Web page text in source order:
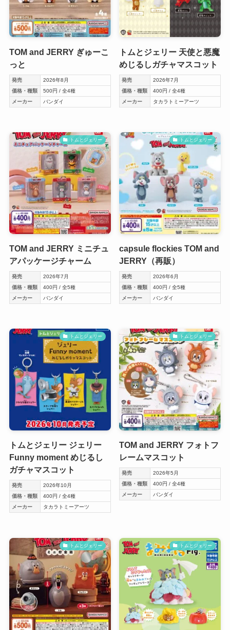
TOM and JERRY ぎゅーこ
っと
発売
2026年8月
価格・種類
500円 / 全4種
メーカー
バンダイ
トムとジェリー 天使と悪魔
めじるしガチャマスコット
発売
2026年7月
価格・種類
400円 / 全4種
メーカー
タカラトミーアーツ
トムとジェリー
TOM and JERRY ミニチュ
アパッケージチャーム
発売
2026年7月
価格・種類
400円 / 全5種
メーカー
バンダイ
トムとジェリー
capsule flockies TOM and
JERRY（再販）
発売
2026年6月
価格・種類
400円 / 全5種
メーカー
バンダイ
トムとジェリー
トムとジェリー ジェリー
Funny moment めじるし
ガチャマスコット
発売
2026年10月
価格・種類
400円 / 全4種
メーカー
タカラトミーアーツ
トムとジェリー
TOM and JERRY フォトフ
レームマスコット
発売
2026年5月
価格・種類
400円 / 全4種
メーカー
バンダイ
トムとジェリー トムとジェリー